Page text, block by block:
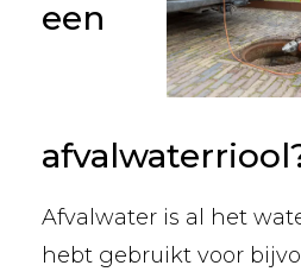
een
Afvalwater is al het
hebt gebruikt voor